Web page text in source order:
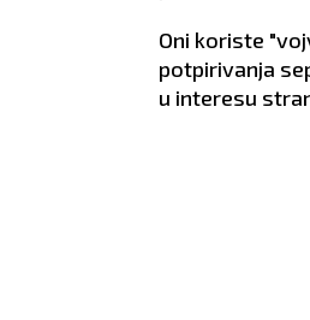
Oni koriste
potpirivanja
u interesu
ZDRAVLJE: